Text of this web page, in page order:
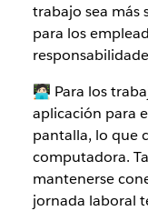
trabajo sea más
para los
🧑🏻‍💻 Para los
aplicación para
pantalla, lo que
computadora.
mantenerse
jornada laboral